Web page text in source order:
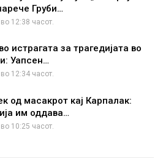
Груби…
12:38 часот.
истрагата за трагедијата во
Уапсен…
12:34 часот.
од масакрот кај Карпалак:
им оддава…
10:25 часот.